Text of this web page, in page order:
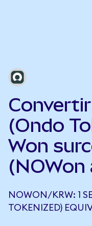
(Ondo
Won
(NOWon
NOWON/KRW: 1
TOKENIZED)